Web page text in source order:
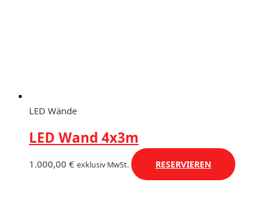
LED Wände
LED Wand 4x3m
1.000,00 € exklusiv MwSt. RESERVIEREN